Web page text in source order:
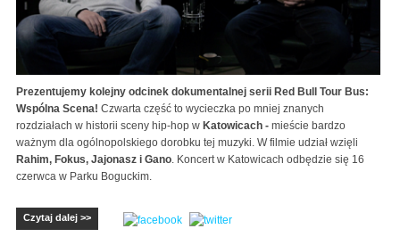
Prezentujemy kolejny odcinek dokumentalnej serii Red Bull Tour Bus:
Wspólna Scena! Czwarta część to wycieczka po mniej znanych
rozdziałach w historii sceny hip-hop w Katowicach - mieście bardzo
ważnym dla ogólnopolskiego dorobku tej muzyki. W filmie udział wzięli
Rahim, Fokus, Jajonasz i Gano. Koncert w Katowicach odbędzie się 16
czerwca w Parku Boguckim.
Czytaj dalej >>